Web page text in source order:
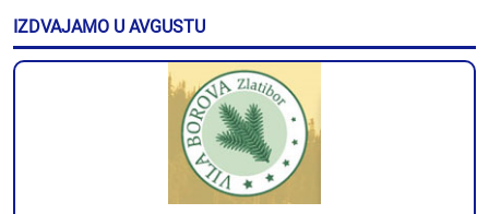
IZDVAJAMO U AVGUSTU